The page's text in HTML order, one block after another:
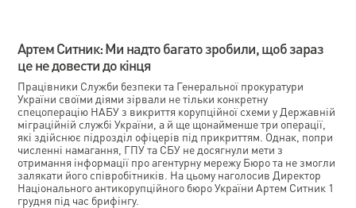
Артем Ситник: Ми надто багато зробили, щоб зараз
це не довести до кінця
Працівники Служби безпеки та Генеральної прокуратури
України своїми діями зірвали не тільки конкретну
спецоперацію НАБУ з викриття корупційної схеми у Державній
міграційній службі України, а й ще щонайменше три операції,
які здійснює підрозділ офіцерів під прикриттям. Однак, попри
численні намагання, ГПУ та СБУ не досягнули мети з
отримання інформації про агентурну мережу Бюро та не змогли
залякати його співробітників. На цьому наголосив Директор
Національного антикорупційного бюро України Артем Ситник 1
грудня під час брифінгу.